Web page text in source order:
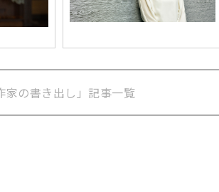
家の書き出し」記事一覧